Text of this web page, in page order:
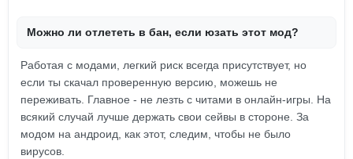
Можно ли отлететь в бан, если юзать этот мод?
Работая с модами, легкий риск всегда присутствует, но
если ты скачал проверенную версию, можешь не
переживать. Главное - не лезть с читами в онлайн-игры. На
всякий случай лучше держать свои сейвы в стороне. За
модом на андроид, как этот, следим, чтобы не было
вирусов.